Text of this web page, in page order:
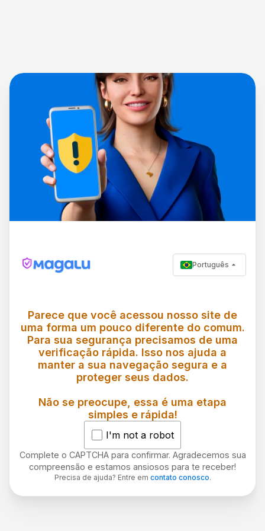
Português
Parece que você acessou nosso site de
uma forma um pouco diferente do comum.
Para sua segurança precisamos de uma
verificação rápida. Isso nos ajuda a
manter a sua navegação segura e a
proteger seus dados.
Não se preocupe, essa é uma etapa
simples e rápida!
I'm not a robot
Complete o CAPTCHA para confirmar. Agradecemos sua
compreensão e estamos ansiosos para te receber!
Precisa de ajuda? Entre em contato conosco.